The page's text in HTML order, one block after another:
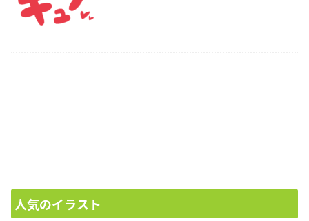
人気のイラスト